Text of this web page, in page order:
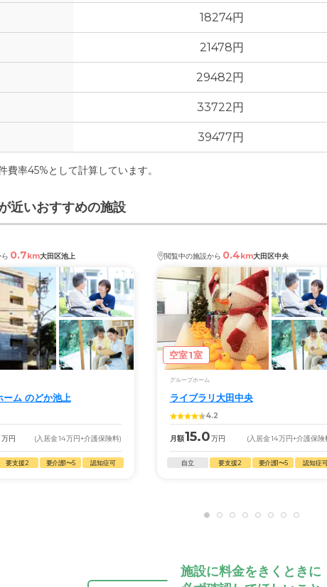
18274円
21478円
29482円
33722円
39477円
費率45%として計算しています。
近いおすすめの施設
0.7km大田区池上
ーム のどか池上
万円 (入居金14万円+介護保険料)
要支援2 要介護1〜5 認知症可
閲覧中の施設から 0.4km大田区中央
空室1室
グループホーム
ライブラリ大田中央
4.2
月額15.0万円 (入居金14万円+介護保険
自立 要支援2 要介護1〜5 認知症
施設に料金をきくときに